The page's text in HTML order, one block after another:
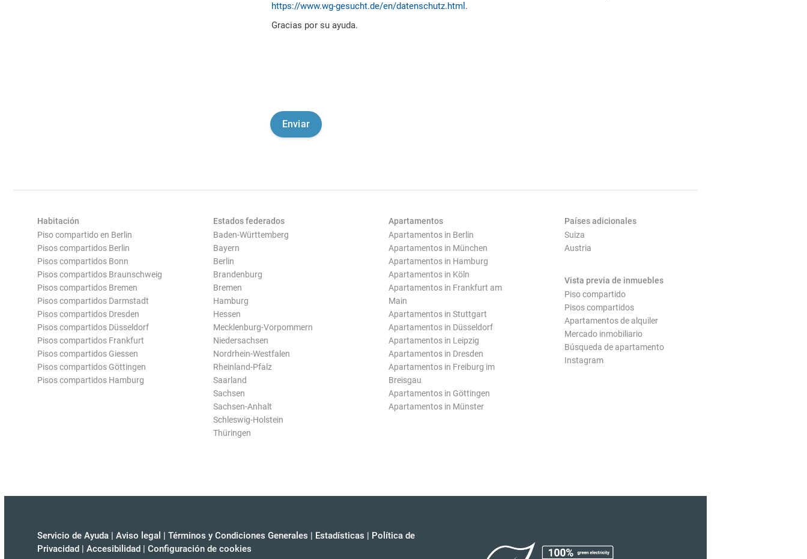
https://www.wg-gesucht.de/en/datenschutz.html .
Gracias por su ayuda.
Habitación
Piso compartido en Berlin
Pisos compartidos Berlin
Pisos compartidos Bonn
Pisos compartidos Braunschweig
Pisos compartidos Bremen
Pisos compartidos Darmstadt
Pisos compartidos Dresden
Pisos compartidos Düsseldorf
Pisos compartidos Frankfurt
Pisos compartidos Giessen
Pisos compartidos Göttingen
Pisos compartidos Hamburg
Estados federados
Baden-Württemberg
Bayern
Berlin
Brandenburg
Bremen
Hamburg
Hessen
Mecklenburg-Vorpommern
Niedersachsen
Nordrhein-Westfalen
Rheinland-Pfalz
Saarland
Sachsen
Sachsen-Anhalt
Schleswig-Holstein
Thüringen
Apartamentos
Apartamentos in Berlin
Apartamentos in München
Apartamentos in Hamburg
Apartamentos in Köln
Apartamentos in Frankfurt am
Main
Apartamentos in Stuttgart
Apartamentos in Düsseldorf
Apartamentos in Leipzig
Apartamentos in Dresden
Apartamentos in Freiburg im
Breisgau
Apartamentos in Göttingen
Apartamentos in Münster
Países adicionales
Suiza
Austria
Vista previa de inmuebles
Piso compartido
Pisos compartidos
Apartamentos de alquiler
Mercado inmobiliario
Búsqueda de apartamento
Instagram
Servicio de Ayuda | Aviso legal | Términos y Condiciones Generales | Estadísticas | Política de
Privacidad | Accesibilidad | Configuración de cookies